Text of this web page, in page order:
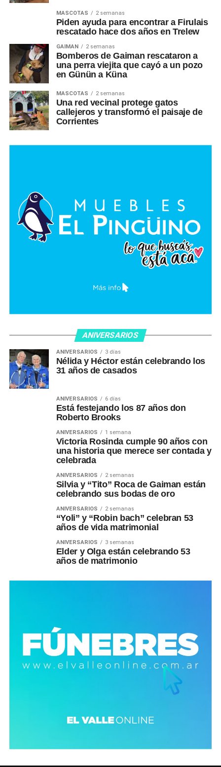
MASCOTAS 2 semanas
Piden ayuda para encontrar a Firulais
rescatado hace dos años en Trelew
GAIMAN 2 semanas
Bomberos de Gaiman rescataron a
una perra viejita que cayó a un pozo
en Günün a Küna
MASCOTAS 2 semanas
Una red vecinal protege gatos
callejeros y transformó el paisaje de
Corrientes
ANIVERSARIOS
ANIVERSARIOS 3 días
Nélida y Héctor están celebrando los
31 años de casados
ANIVERSARIOS 6 días
Está festejando los 87 años don
Roberto Brooks
ANIVERSARIOS 1 semana
Victoria Rosinda cumple 90 años con
una historia que merece ser contada y
celebrada
ANIVERSARIOS 2 semanas
Silvia y “Tito” Roca de Gaiman están
celebrando sus bodas de oro
ANIVERSARIOS 2 semanas
“Yoli” y “Robin bach” celebran 53
años de vida matrimonial
ANIVERSARIOS 3 semanas
Elder y Olga están celebrando 53
años de matrimonio